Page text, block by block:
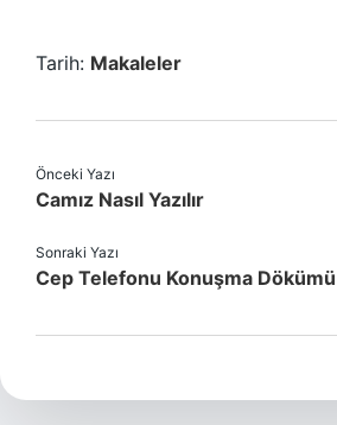
Tarih: Makaleler
Önceki Yazı
Camız Nasıl Yazılır
Sonraki Yazı
Cep Telefonu Konuşma Dökümü